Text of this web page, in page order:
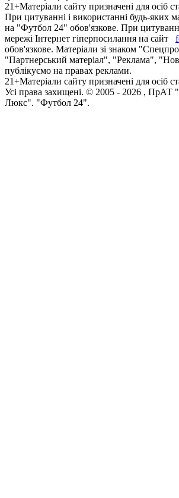
21+Матеріали сайту призначені для осіб
При цитуванні і використанні будь-яких
на "Футбол 24" обов'язкове. При
мережі Інтернет гіперпосилання на сайт
обов'язкове. Матеріали зі знаком
"Партнерський матеріал", "Реклама",
публікуємо на правах реклами.
21+Матеріали сайту призначені для осіб
Усi права захищенi. © 2005 - 2026 , ПрАТ
Люкс". "Футбол 24".